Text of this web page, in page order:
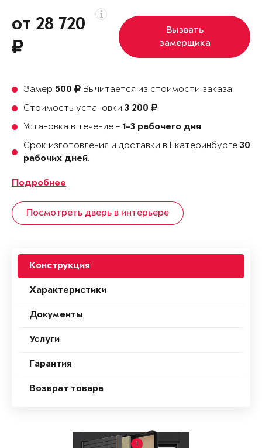
от 28 720
Вызвать
замерщика
Замер 500
Вычитается из стоимости заказа.
Стоимость установки 3 200
Установка в течение - 1-3 рабочего дня
Срок изготовления и доставки в Екатеринбурге 30
рабочих дней.
Подробнее
Посмотреть дверь в интерьере
Конструкция
Характеристики
Документы
Услуги
Гарантия
Возврат товара
1